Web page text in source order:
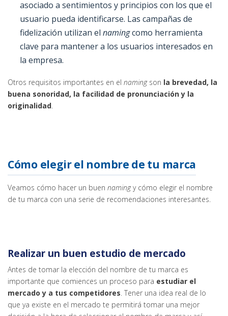
asociado a sentimientos y principios con los que el
usuario pueda identificarse. Las campañas de
fidelización utilizan el namingcomo herramienta
clave para mantener a los usuarios interesados en
la empresa.
Otros requisitos importantes en el namingson la brevedad, la
buena sonoridad, la facilidad de pronunciación y la
originalidad.
Cómo elegir el nombre de tu marca
Veamos cómo hacer un buen namingy cómo elegir el nombre
de tu marca con una serie de recomendaciones interesantes.
Realizar un buen estudio de mercado
Antes de tomar la elección del nombre de tu marca es
importante que comiences un proceso para estudiar el
mercado y a tus competidores. Tener una idea real de lo
que ya existe en el mercado te permitirá tomar una mejor